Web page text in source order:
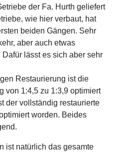
der Fa. Hurth geliefert
wie hier verbaut, hat
beiden Gängen. Sehr
aber auch etwas
lässt es sich aber sehr
Restaurierung ist die
von 1:4,5 zu 1:3,9 optimiert
der vollständig restaurierte
worden. Beides
ist natürlich das gesamte